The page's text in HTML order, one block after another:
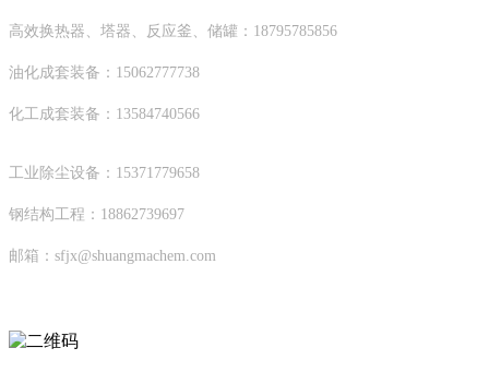
高效换热器、塔器、反应釜、储罐：18795785856
油化成套装备：15062777738
化工成套装备：13584740566
工业除尘设备：15371779658
钢结构工程：18862739697
邮箱：sfjx@shuangmachem.com